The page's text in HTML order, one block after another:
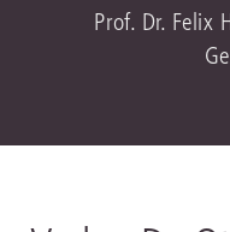
Prof. Dr. Felix